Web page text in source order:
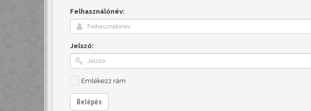
Felhasználónév:
Jelszó:
Emlékezz rám
Belépés